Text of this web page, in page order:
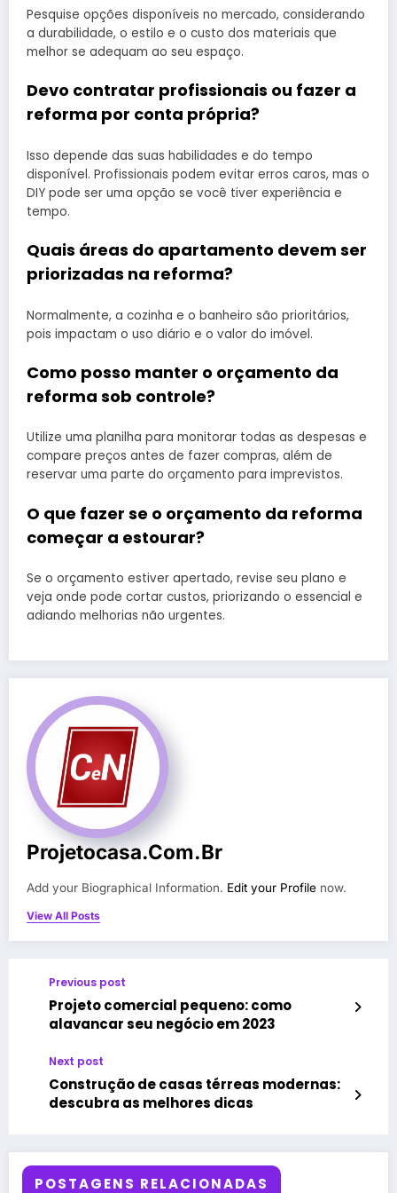
Pesquise opções disponíveis no mercado, considerando
a durabilidade, o estilo e o custo dos materiais que
melhor se adequam ao seu espaço.
Devo contratar profissionais ou fazer a
reforma por conta própria?
Isso depende das suas habilidades e do tempo
disponível. Profissionais podem evitar erros caros, mas o
DIY pode ser uma opção se você tiver experiência e
tempo.
Quais áreas do apartamento devem ser
priorizadas na reforma?
Normalmente, a cozinha e o banheiro são prioritários,
pois impactam o uso diário e o valor do imóvel.
Como posso manter o orçamento da
reforma sob controle?
Utilize uma planilha para monitorar todas as despesas e
compare preços antes de fazer compras, além de
reservar uma parte do orçamento para imprevistos.
O que fazer se o orçamento da reforma
começar a estourar?
Se o orçamento estiver apertado, revise seu plano e
veja onde pode cortar custos, priorizando o essencial e
adiando melhorias não urgentes.
Projetocasa.com.br
Add your Biographical Information. Edit your Profile now.
View All Posts
Previous post
Projeto comercial pequeno: como
alavancar seu negócio em 2023
Next post
Construção de casas térreas modernas:
descubra as melhores dicas
POSTAGENS RELACIONADAS